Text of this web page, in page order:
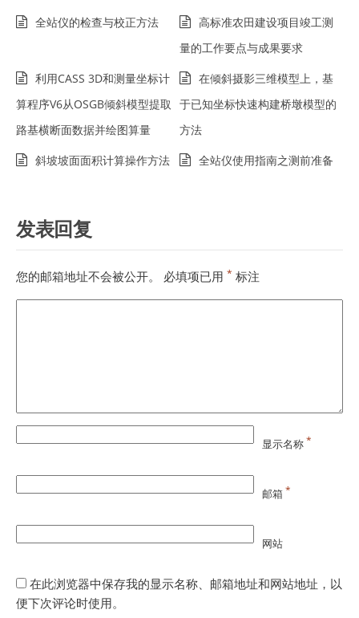
全站仪的检查与校正方法
高标准农田建设项目竣工测
量的工作要点与成果要求
利用CASS 3D和测量坐标计
算程序V6从OSGB倾斜模型提取
路基横断面数据并绘图算量
在倾斜摄影三维模型上，基
于已知坐标快速构建桥墩模型的
方法
斜坡坡面面积计算操作方法
全站仪使用指南之测前准备
发表回复
您的邮箱地址不会被公开。 必填项已用 * 标注
显示名称*
邮箱*
网站
在此浏览器中保存我的显示名称、邮箱地址和网站地址，以
便下次评论时使用。